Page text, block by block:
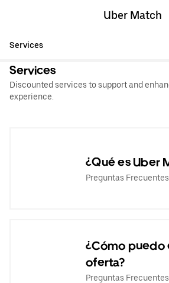
Uber Match
Services
Services
Discounted services to support and
experience.
¿Qué es Uber
Preguntas Frecuentes
¿Cómo puedo
oferta?
Preguntas Frecuentes